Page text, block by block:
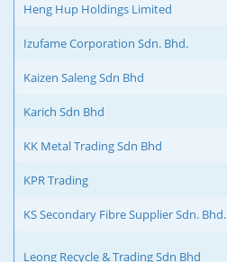
Heng Hup Holdings Limited
Izufame Corporation Sdn. Bhd.
Kaizen Saleng Sdn Bhd
Karich Sdn Bhd
KK Metal Trading Sdn Bhd
KPR Trading
KS Secondary Fibre Supplier Sdn. Bhd.
Leong Recycle & Trading Sdn Bhd